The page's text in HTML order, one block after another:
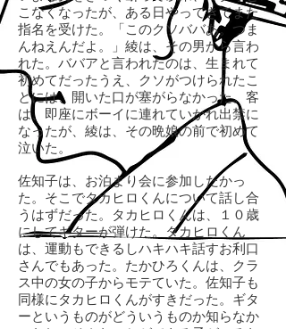
こなくなったが、ある日やってきてまた
指名を受けた。「このクソババあ。つま
んねえんだよ。」綾は、その男から言わ
れた。ババアと言われたのは、生まれて
初めてだったうえ、クソがつけられたこ
とには、開いた口が塞がらなかった。客
は、即座にボーイに連れていかれ出禁に
なったが、綾は、その晩娘の前で初めて
泣いた。
佐知子は、お泊まり会に参加したかっ
た。そこでタカヒロくんについて話し合
うはずだった。タカヒロくんは、１０歳
にしてギターが弾けた。タカヒロくん
は、運動もできるしハキハキ話すお利口
さんでもあった。たかひろくんは、クラ
ス中の女の子からモテていた。佐知子も
同様にタカヒロくんがすきだった。ギタ
ーというものがどういうものか知らなか